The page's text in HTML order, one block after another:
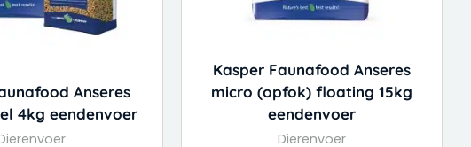
Anseres
4kg eendenvoer
Kasper Faunafood Anseres
micro (opfok) floating 15kg
eendenvoer
Dierenvoer